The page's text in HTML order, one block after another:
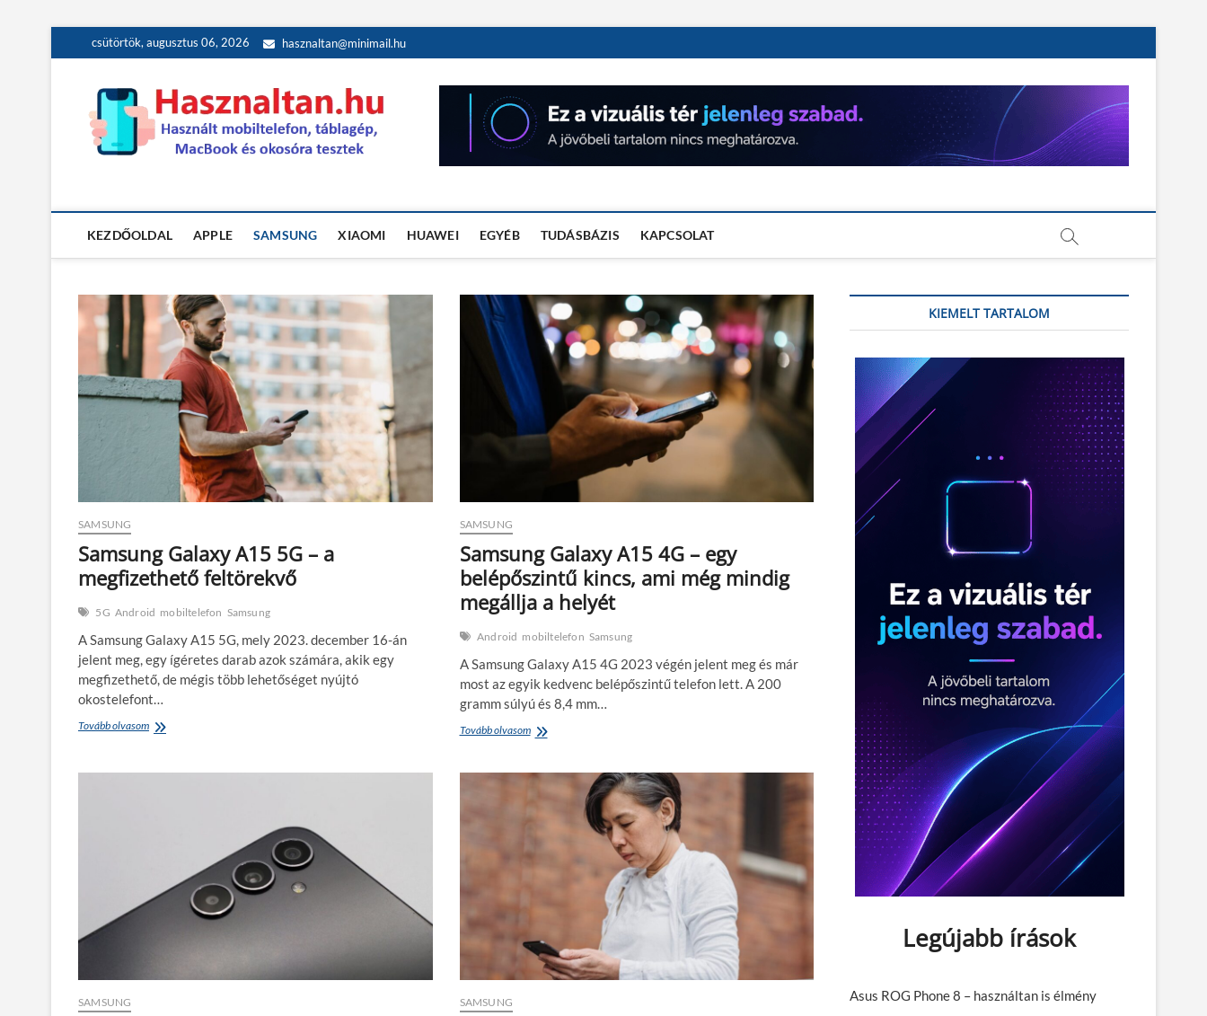
to
csütörtök, augusztus 06, 2026 hasznaltan@minimail.hu
KEZDŐOLDAL APPLE SAMSUNG XIAOMI HUAWEI EGYÉB TUDÁSBÁZIS KAPCSOLAT
SAMSUNG
Samsung Galaxy A15 5G – a
megfizethető feltörekvő
5G Android mobiltelefon Samsung
A Samsung Galaxy A15 5G, mely 2023. december 16-án
jelent meg, egy ígéretes darab azok számára, akik egy
megfizethető, de mégis több lehetőséget nyújtó
okostelefont…
Tovább olvasomSamsung
5G
SAMSUNG
Samsung Galaxy A15 4G – egy
belépőszintű kincs, ami még mindig
megállja a helyét
Android mobiltelefon Samsung
A Samsung Galaxy A15 4G 2023 végén jelent meg és már
most az egyik kedvenc belépőszintű telefon lett. A 200
gramm súlyú és 8,4 mm…
Tovább olvasomSamsung
4G
belépőszintű
megállja
helyét
SAMSUNG SAMSUNG
KIEMELT TARTALOM
Legújabb írások
Asus ROG Phone 8 – használtan is élmény